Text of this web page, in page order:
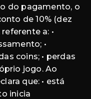
do pagamento, o
de 10% (dez
a: •
•
coins; • perdas
jogo. Ao
que: • está
inicia